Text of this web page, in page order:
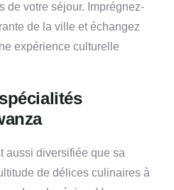
de votre séjour. Imprégnez-
de la ville et échangez
expérience culturelle
aussi diversifiée que sa
de délices culinaires à